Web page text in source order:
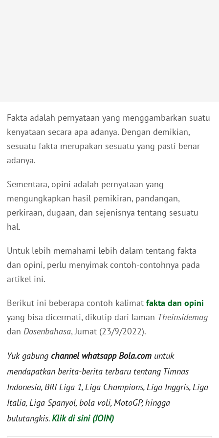
Fakta adalah pernyataan yang menggambarkan suatu
kenyataan secara apa adanya. Dengan demikian,
sesuatu fakta merupakan sesuatu yang pasti benar
adanya.
Sementara, opini adalah pernyataan yang
mengungkapkan hasil pemikiran, pandangan,
perkiraan, dugaan, dan sejenisnya tentang sesuatu
hal.
Untuk lebih memahami lebih dalam tentang fakta
dan opini, perlu menyimak contoh-contohnya pada
artikel ini.
Berikut ini beberapa contoh kalimat fakta dan opini
yang bisa dicermati, dikutip dari laman Theinsidemag
dan Dosenbahasa, Jumat (23/9/2022).
Yuk gabung channel whatsapp Bola.com untuk
mendapatkan berita-berita terbaru tentang Timnas
Indonesia, BRI Liga 1, Liga Champions, Liga Inggris, Liga
Italia, Liga Spanyol, bola voli, MotoGP, hingga
bulutangkis.Klik di sini (JOIN)